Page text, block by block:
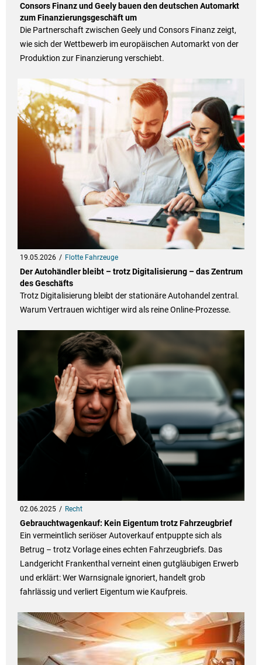
Consors Finanz und Geely bauen den deutschen Automarkt
zum Finanzierungsgeschäft um
Die Partnerschaft zwischen Geely und Consors Finanz zeigt,
wie sich der Wettbewerb im europäischen Automarkt von der
Produktion zur Finanzierung verschiebt.
19.05.2026 Flotte Fahrzeuge
Der Autohändler bleibt – trotz Digitalisierung – das Zentrum
des Geschäfts
Trotz Digitalisierung bleibt der stationäre Autohandel zentral.
Warum Vertrauen wichtiger wird als reine Online-Prozesse.
02.06.2025 Recht
Gebrauchtwagenkauf: Kein Eigentum trotz Fahrzeugbrief
Ein vermeintlich seriöser Autoverkauf entpuppte sich als
Betrug – trotz Vorlage eines echten Fahrzeugbriefs. Das
Landgericht Frankenthal verneint einen gutgläubigen Erwerb
und erklärt: Wer Warnsignale ignoriert, handelt grob
fahrlässig und verliert Eigentum wie Kaufpreis.